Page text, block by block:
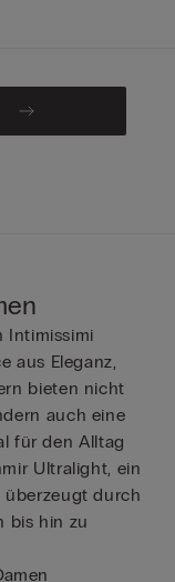
Intimissimi
aus Eleganz,
bieten nicht
auch eine
für den Alltag
Ultralight, ein
durch
bis hin zu